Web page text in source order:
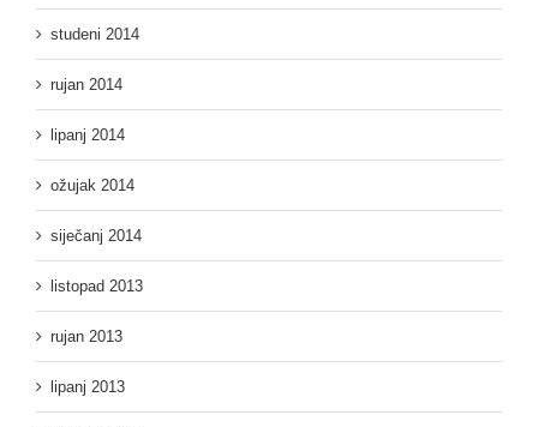
studeni 2014
rujan 2014
lipanj 2014
ožujak 2014
siječanj 2014
listopad 2013
rujan 2013
lipanj 2013